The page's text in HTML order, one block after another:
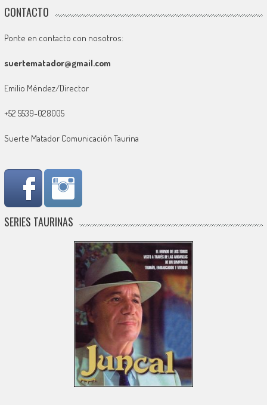
CONTACTO
Ponte en contacto con nosotros:
suertematador@gmail.com
Emilio Méndez/Director
+52 5539-028005
Suerte Matador Comunicación Taurina
SERIES TAURINAS